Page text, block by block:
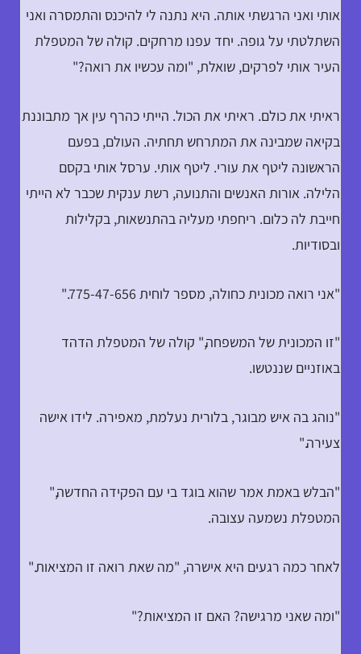
אותי ואני הרגשתי אותה. היא נתנה לי להיכנס והתמסרה ואני
השתלטתי על גופה. יחד עפנו מרחקים. קולה של המטפלת
העיר אותי לפרקים, שואלת, "ומה עכשיו את רואה?"
ראיתי את כולם. ראיתי את הכול. הייתי כהרף עין אך מתבוננת
בקיאה שמבינה את המתרחש תחתיה. העולם, בפעם
הראשונה ליטף את עורי. ליטף אותי. ערסל אותי בקסם
הלילה. אורות האנשים והתנועה, רשת ענקית שכבר לא הייתי
חייבת לה כלום. ריחפתי מעליה בהתנשאות, בקלילות
ובסודיות.
"אני רואה מכונית כחולה, מספר לוחית 775-47-656."
"זו המכונית של המשפחה," קולה של המטפלת הדהד
באוזניים שננטשו.
"נוהג בה איש מבוגר, בלורית נעלמת, מאפירה. לידו אישה
צעירה."
"הבלש באמת אמר שהוא בוגד בי עם הפקידה החדשה,"
המטפלת נשמעה עצובה.
לאחר כמה רגעים היא אישרה, "מה שאת רואה זו המציאות."
"ומה שאני מרגישה? האם זו המציאות?"